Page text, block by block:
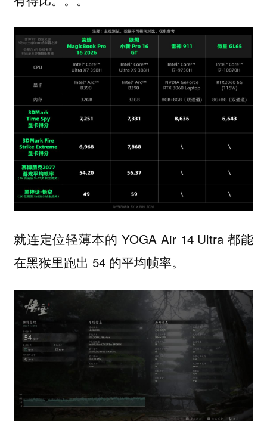
就连定位轻薄本的 YOGA Air 14 Ultra 都能
在黑猴里跑出 54 的平均帧率。